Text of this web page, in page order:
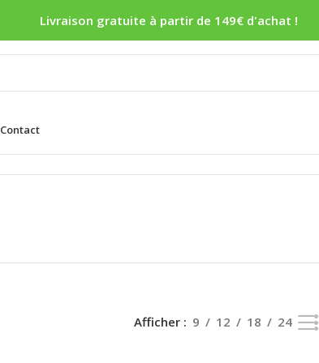
Livraison gratuite à partir de 149€ d'achat !
Contact
Afficher 9 12 18 24